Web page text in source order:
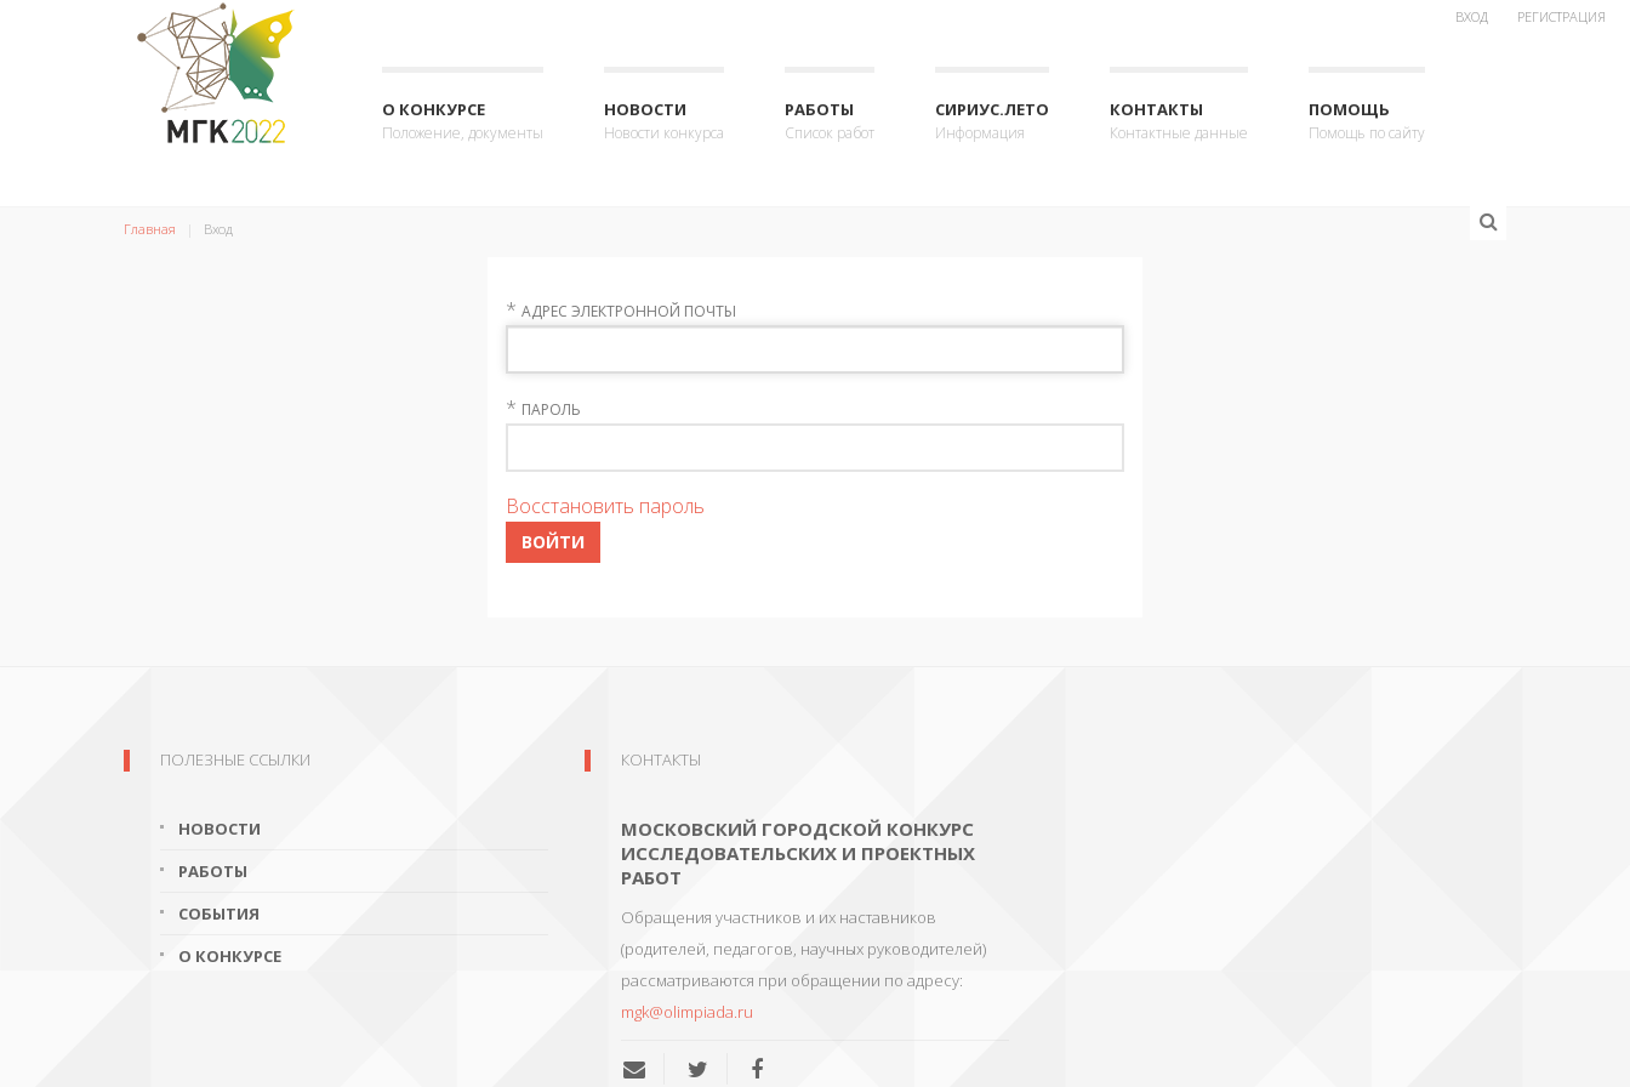
ВХОД РЕГИСТРАЦИЯ
О КОНКУРСЕ
Положение, документы
НОВОСТИ
Новости конкурса
РАБОТЫ
Список работ
СИРИУС.ЛЕТО
Информация
КОНТАКТЫ
Контактные данные
ПОМОЩЬ
Помощь по сайту
Главная Вход
* АДРЕС ЭЛЕКТРОННОЙ ПОЧТЫ
* ПАРОЛЬ
Восстановить пароль
ВОЙТИ
ПОЛЕЗНЫЕ ССЫЛКИ
НОВОСТИ
РАБОТЫ
СОБЫТИЯ
О КОНКУРСЕ
КОНТАКТЫ
МОСКОВСКИЙ ГОРОДСКОЙ КОНКУРС
ИССЛЕДОВАТЕЛЬСКИХ И ПРОЕКТНЫХ
РАБОТ
Обращения участников и их наставников
(родителей, педагогов, научных руководителей)
рассматриваются при обращении по адресу:
mgk@olimpiada.ru